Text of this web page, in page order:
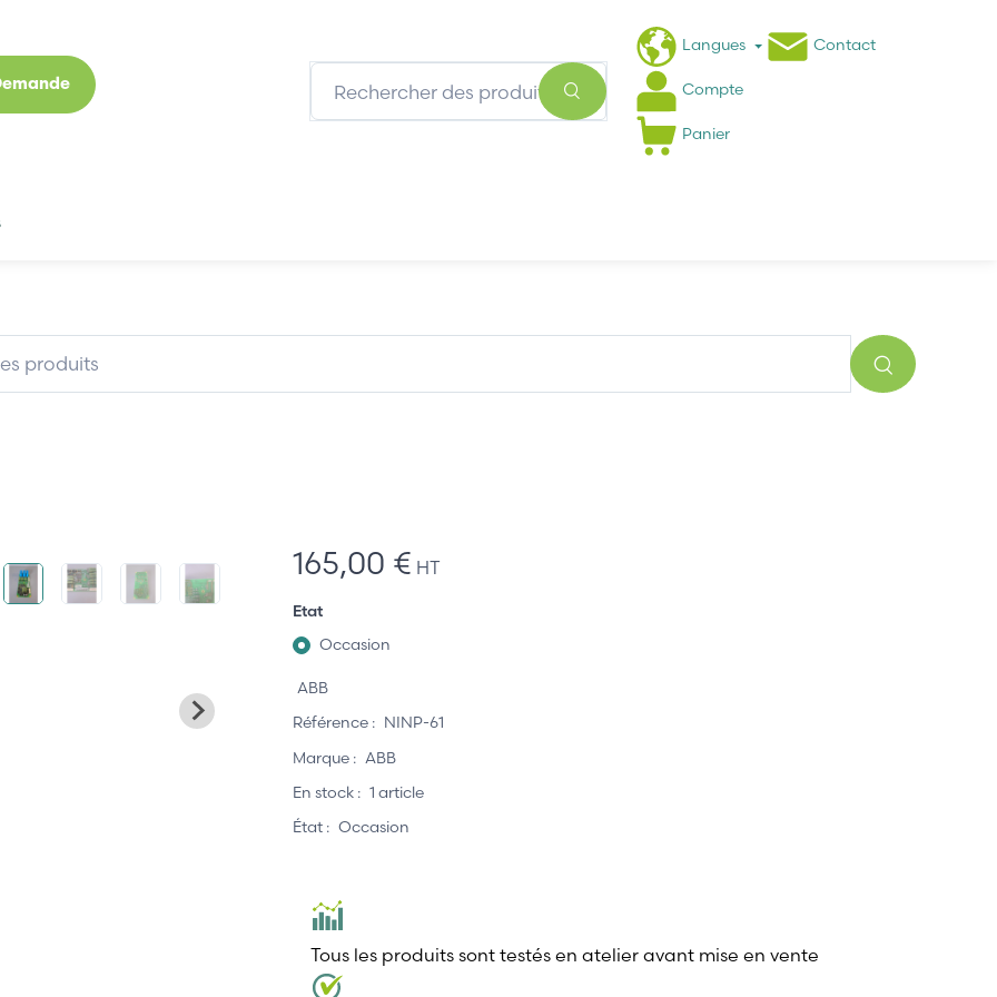
Langues Contact
Compte
Panier
165,00 € HT
Etat
Occasion
ABB
Référence : NINP-61
Marque : ABB
En stock : 1 article
État : Occasion
Tous les produits sont testés en atelier avant mise en vente